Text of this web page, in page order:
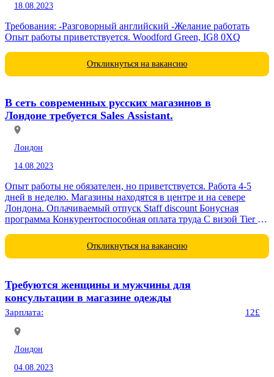
18.08.2023
Требования: -Разговорный английский -Желание работать
Опыт работы приветствуется. Woodford Green, IG8 0XQ
Откликнуться на вакансию
В сеть современных русских магазинов в
Лондоне требуется Sales Assistant.
Лондон
14.08.2023
Опыт работы не обязателен, но приветствуется. Работа 4-5
дней в неделю. Магазины находятся в центре и на севере
Лондона. Оплачиваемый отпуск Staff discount Бонусная
программа Конкурентоспособная оплата труда С визой Tier 5
Откликнуться на вакансию
Требуются женщины и мужчины для
консультации в магазине одежды
Зарплата: 12£
Лондон
04.08.2023